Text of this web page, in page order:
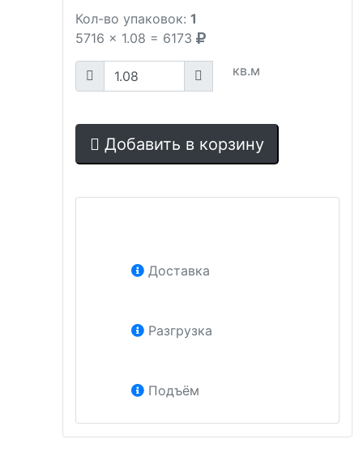
Кол-во упаковок: 1
5716 x 1.08 = 6173
кв.м
Добавить в корзину
Доставка
Разгрузка
Подъём